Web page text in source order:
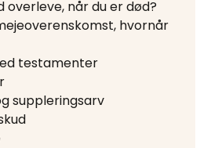
overleve, når du er død?
hvornår
testamenter